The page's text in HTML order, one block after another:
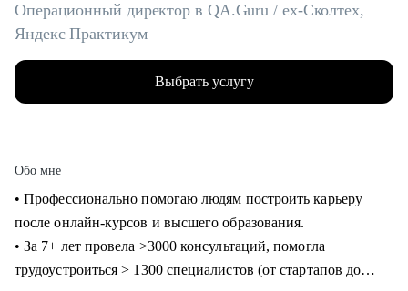
Операционный директор в QA.Guru / ex-Сколтех,
Яндекс Практикум
Выбрать услугу
Обо мне
• Профессионально помогаю людям построить карьеру
после онлайн-курсов и высшего образования.
• За 7+ лет провела >3000 консультаций, помогла
трудоустроиться > 1300 специалистов (от стартапов до